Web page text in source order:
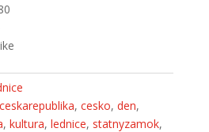
ceskarepublika, cesko, den,
, kultura, lednice, statnyzamok,